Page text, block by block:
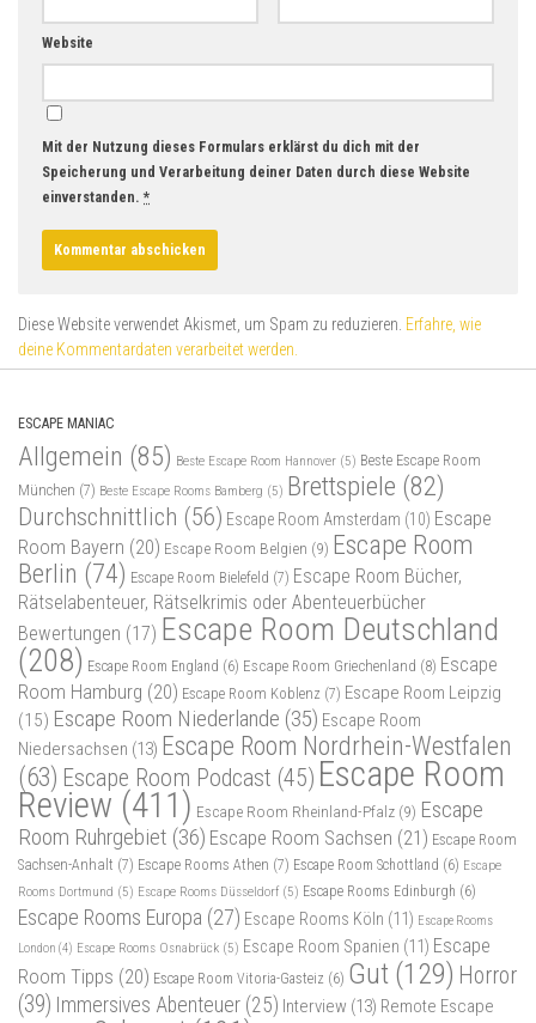
Website
Mit der Nutzung dieses Formulars erklärst du dich mit der
Speicherung und Verarbeitung deiner Daten durch diese Website
einverstanden. *
Diese Website verwendet Akismet, um Spam zu reduzieren. Erfahre, wie
deine Kommentardaten verarbeitet werden.
ESCAPE MANIAC
Allgemein (85) Beste Escape Room Hannover (5) Beste Escape Room
München (7) Beste Escape Rooms Bamberg (5) Brettspiele (82)
Durchschnittlich (56) Escape Room Amsterdam (10) Escape
Room Bayern (20) Escape Room Belgien (9) Escape Room
Berlin (74) Escape Room Bielefeld (7) Escape Room Bücher,
Rätselabenteuer, Rätselkrimis oder Abenteuerbücher
Bewertungen (17) Escape Room Deutschland
(208) Escape Room England (6) Escape Room Griechenland (8) Escape
Room Hamburg (20) Escape Room Koblenz (7) Escape Room Leipzig
(15) Escape Room Niederlande (35) Escape Room
Niedersachsen (13) Escape Room Nordrhein-Westfalen
(63) Escape Room Podcast (45) Escape Room
Review (411) Escape Room Rheinland-Pfalz (9) Escape
Room Ruhrgebiet (36) Escape Room Sachsen (21) Escape Room
Sachsen-Anhalt (7) Escape Rooms Athen (7) Escape Room Schottland (6) Escape
Rooms Dortmund (5) Escape Rooms Düsseldorf (5) Escape Rooms Edinburgh (6)
Escape Rooms Europa (27) Escape Rooms Köln (11) Escape Rooms
London (4) Escape Rooms Osnabrück (5) Escape Room Spanien (11) Escape
Room Tipps (20) Escape Room Vitoria-Gasteiz (6) Gut (129) Horror
(39) Immersives Abenteuer (25) Interview (13) Remote Escape